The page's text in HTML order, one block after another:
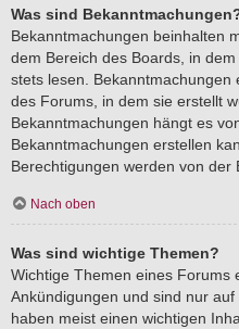
Was sind
Bekanntmachungen beinhalten
dem Bereich des Boards, in
stets lesen.
des Forums, in dem sie erstellt
Bekanntmachungen hängt es
Bekanntmachungen erstellen
Berechtigungen werden von
Nach oben
Was sind wichtige Themen?
Wichtige Themen eines Forums
Ankündigungen und sind nur
haben meist einen wichtigen